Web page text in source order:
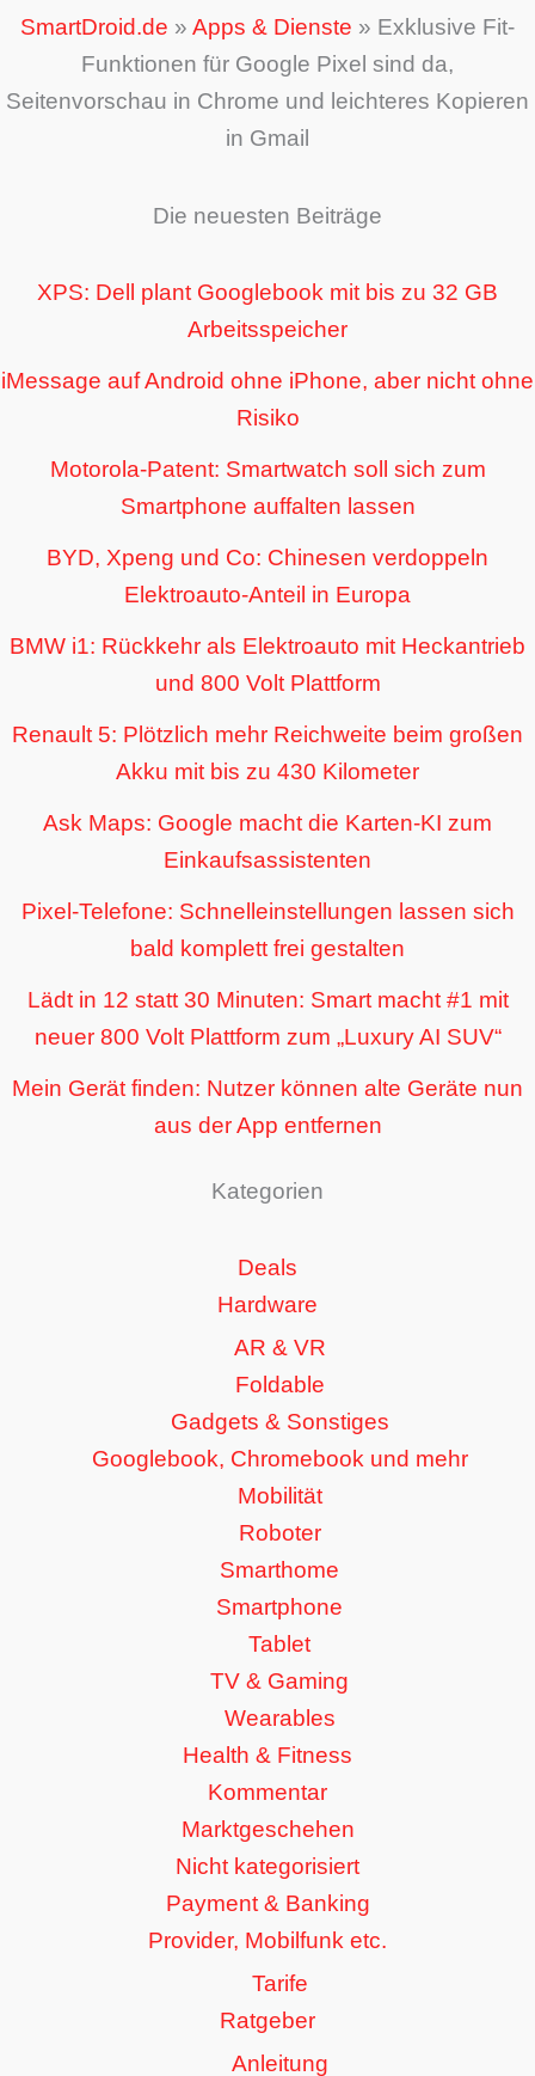
SmartDroid.de » Apps & Dienste » Exklusive Fit-
Funktionen für Google Pixel sind da,
Seitenvorschau in Chrome und leichteres Kopieren
in Gmail
Die neuesten Beiträge
XPS: Dell plant Googlebook mit bis zu 32 GB
Arbeitsspeicher
iMessage auf Android ohne iPhone, aber nicht ohne
Risiko
Motorola-Patent: Smartwatch soll sich zum
Smartphone auffalten lassen
BYD, Xpeng und Co: Chinesen verdoppeln
Elektroauto-Anteil in Europa
BMW i1: Rückkehr als Elektroauto mit Heckantrieb
und 800 Volt Plattform
Renault 5: Plötzlich mehr Reichweite beim großen
Akku mit bis zu 430 Kilometer
Ask Maps: Google macht die Karten-KI zum
Einkaufsassistenten
Pixel-Telefone: Schnelleinstellungen lassen sich
bald komplett frei gestalten
Lädt in 12 statt 30 Minuten: Smart macht #1 mit
neuer 800 Volt Plattform zum „Luxury AI SUV“
Mein Gerät finden: Nutzer können alte Geräte nun
aus der App entfernen
Kategorien
Deals
Hardware
AR & VR
Foldable
Gadgets & Sonstiges
Googlebook, Chromebook und mehr
Mobilität
Roboter
Smarthome
Smartphone
Tablet
TV & Gaming
Wearables
Health & Fitness
Kommentar
Marktgeschehen
Nicht kategorisiert
Payment & Banking
Provider, Mobilfunk etc.
Tarife
Ratgeber
Anleitung